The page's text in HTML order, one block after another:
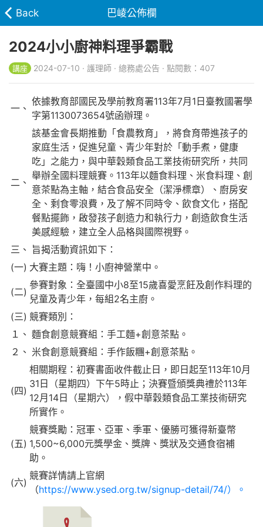
Back 巴崚公佈欄
2024小小廚神料理爭霸戰
講座 2024-07-10 · 護理師 · 總務處公告 · 點閱數：407
一、
依據教育部國民及學前教育署113年7月1日臺教國署學
字第1130073654號函辦理。
二、
該基金會長期推動「食農教育」，將食育帶進孩子的
家庭生活，促進兒童、青少年對於「動手煮，健康
吃」之能力，與中華穀類食品工業技術研究所，共同
舉辦全國料理競賽。113年以麵食料理、米食料理、創
意茶點為主軸，結合食品安全（潔淨標章）、廚房安
全、剩食零浪費，及了解不同時令、飲食文化，搭配
餐點擺飾，啟發孩子創造力和執行力，創造飲食生活
美感經驗，建立全人品格與國際視野。
三、 旨揭活動資訊如下：
(一) 大賽主題：嗨！小廚神營業中。
(二)
參賽對象：全臺國中小8至15歲喜愛烹飪及創作料理的
兒童及青少年，每組2名主廚。
(三) 競賽類別：
１、 麵食創意競賽組：手工麵+創意茶點。
２、 米食創意競賽組：手作飯糰+創意茶點。
(四)
相關期程：初賽書面收件截止日，即日起至113年10月
31日（星期四）下午5時止；決賽暨頒獎典禮於113年
12月14日（星期六），假中華穀類食品工業技術研究
所實作。
(五)
競賽獎勵：冠軍、亞軍、季軍、優勝可獲得新臺幣
1,500~6,000元獎學金、獎牌、獎狀及交通食宿補
助。
(六)
競賽詳情請上官網
（https://www.ysed.org.tw/signup-detail/74/）。